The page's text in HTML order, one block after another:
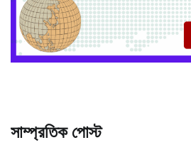
সাম্প্রতিক পোস্ট